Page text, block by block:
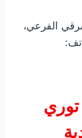
الفرعي،
— الهاتف: